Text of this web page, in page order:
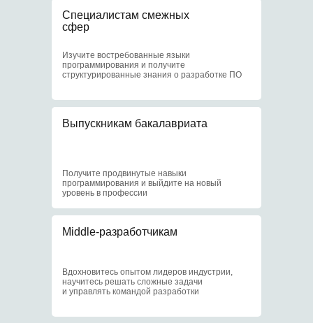
Выпускникам бакалавриата
Получите продвинутые навыки
программирования и выйдите на новый
уровень в профессии
Специалистам смежных
сфер
Изучите востребованные языки
программирования и получите
структурированные знания о разработке ПО
Middle-разработчикам
Вдохновитесь опытом лидеров индустрии,
научитесь решать сложные задачи
и управлять командой разработки
Отсрочка
от армии
Доступ к научным